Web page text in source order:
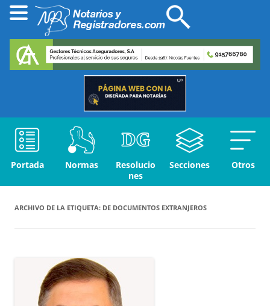
Portada Normas
Resolucio
nes
Secciones Otros
ARCHIVO DE LA ETIQUETA: DE DOCUMENTOS EXTRANJEROS